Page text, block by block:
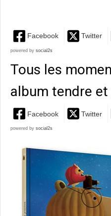
Facebook Twitter
powered by social2s
Tous les
album tendre
Facebook Twitter
powered by social2s